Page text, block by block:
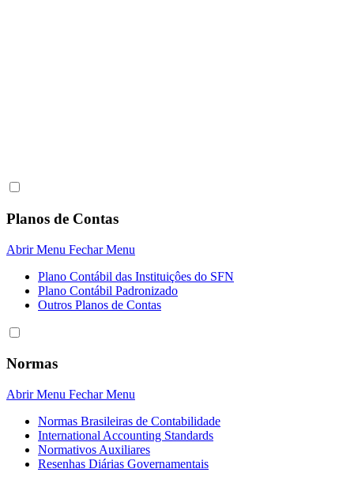
Planos de Contas
Abrir Menu Fechar Menu
Plano Contábil das Instituiçôes do SFN
Plano Contábil Padronizado
Outros Planos de Contas
Normas
Abrir Menu Fechar Menu
Normas Brasileiras de Contabilidade
International Accounting Standards
Normativos Auxiliares
Resenhas Diárias Governamentais